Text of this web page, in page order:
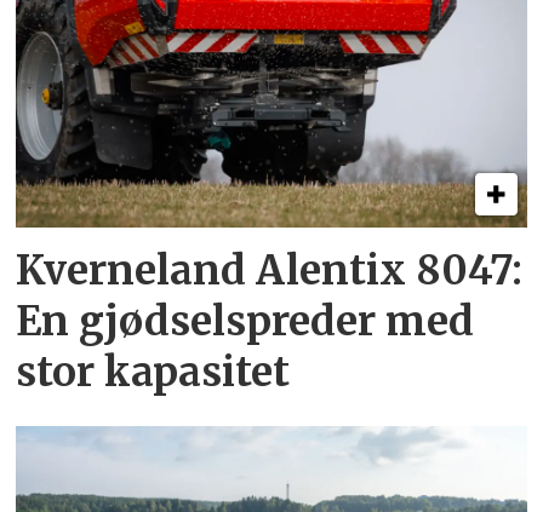
Kverneland Alentix 8047:
En gjødsel­spreder med
stor kapasitet